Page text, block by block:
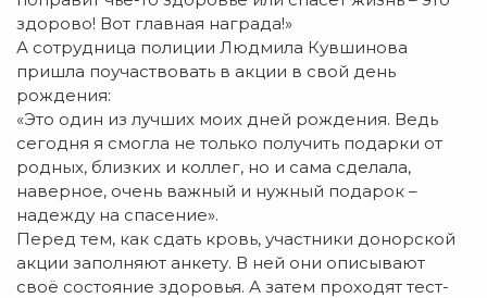
здорово! Вот главная награда!»
А сотрудница полиции Людмила Кувшинова
пришла поучаствовать в акции в свой день
рождения:
«Это один из лучших моих дней рождения. Ведь
сегодня я смогла не только получить подарки от
родных, близких и коллег, но и сама сделала,
наверное, очень важный и нужный подарок –
надежду на спасение».
Перед тем, как сдать кровь, участники донорской
акции заполняют анкету. В ней они описывают
своё состояние здоровья. А затем проходят тест-